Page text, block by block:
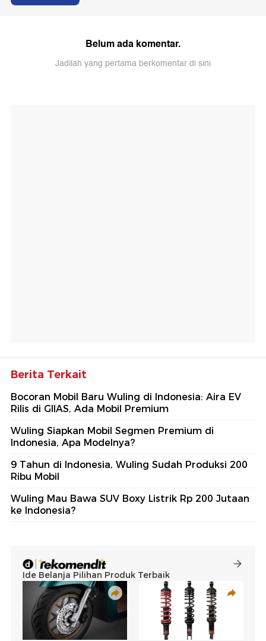
Belum ada komentar.
Jadilah yang pertama berkomentar di sini
Berita Terkait
Bocoran Mobil Baru Wuling di Indonesia: Aira EV
Rilis di GIIAS, Ada Mobil Premium
Wuling Siapkan Mobil Segmen Premium di
Indonesia, Apa Modelnya?
9 Tahun di Indonesia, Wuling Sudah Produksi 200
Ribu Mobil
Wuling Mau Bawa SUV Boxy Listrik Rp 200 Jutaan
ke Indonesia?